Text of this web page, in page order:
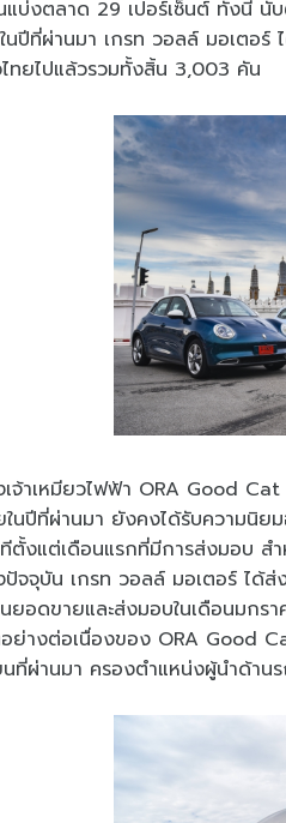
แบ่งตลาด 29 เปอร์เซ็นต์ ทั้งนี้ นั
นปีที่ผ่านมา เกรท วอลล์ มอเตอ
ไทยไปแล้วรวมทั้งสิ้น 3,003 คัน
เจ้าเหมียวไฟฟ้า ORA Good
ยในปีที่ผ่านมา ยังคงได้รับความนิ
ตั้งแต่เดือนแรกที่มีการส่งมอบ ส
จจุบัน เกรท วอลล์ มอเตอร์ ได้
ยอดขายและส่งมอบในเดือนมก
อย่างต่อเนื่องของ ORA Good
ที่ผ่านมา ครองตำแหน่งผู้นำด้าน